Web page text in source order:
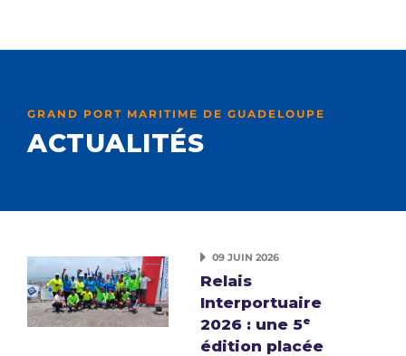
GRAND PORT MARITIME DE GUADELOUPE
ACTUALITÉS
09 JUIN 2026
Relais
Interportuaire
2026 : une 5ᵉ
édition placée